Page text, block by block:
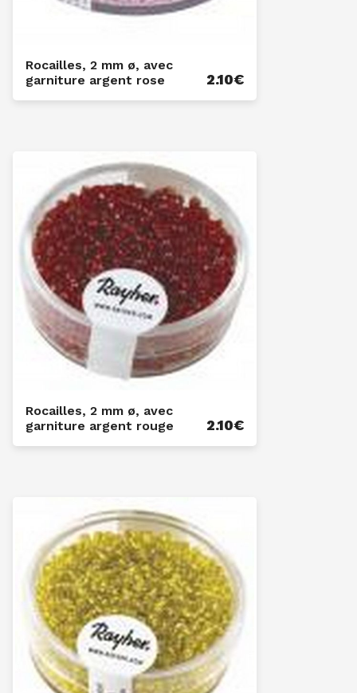
Rocailles, 2 mm ø, avec
garniture argent rose
2.10€
Rocailles, 2 mm ø, avec
garniture argent rouge
2.10€